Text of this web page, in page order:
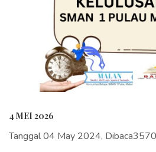
4 MEI 2026
Tanggal 04 May 2024,